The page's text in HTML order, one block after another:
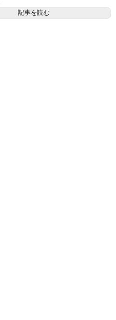
記事を読む